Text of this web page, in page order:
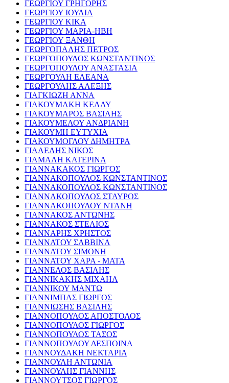
ΓΕΩΡΓΙΟΥ ΓΡΗΓΟΡΗΣ
ΓΕΩΡΓΙΟΥ ΙΟΥΛΙΑ
ΓΕΩΡΓΙΟΥ ΚΙΚΑ
ΓΕΩΡΓΙΟΥ ΜΑΡΙΑ-ΗΒΗ
ΓΕΩΡΓΙΟΥ ΞΑΝΘΗ
ΓΕΩΡΓΟΠΑΛΗΣ ΠΕΤΡΟΣ
ΓΕΩΡΓΟΠΟΥΛΟΣ ΚΩΝΣΤΑΝΤΙΝΟΣ
ΓΕΩΡΓΟΠΟΥΛΟΥ ΑΝΑΣΤΑΣΙΑ
ΓΕΩΡΓΟΥΛΗ ΕΛΕΑΝΑ
ΓΕΩΡΓΟΥΛΗΣ ΑΛΕΞΗΣ
ΓΙΑΓΚΙΩΖΗ ΑΝΝΑ
ΓΙΑΚΟΥΜΑΚΗ ΚΕΛΛΥ
ΓΙΑΚΟΥΜΑΡΟΣ ΒΑΣΙΛΗΣ
ΓΙΑΚΟΥΜΕΛΟΥ ΑΝΔΡΙΑΝΗ
ΓΙΑΚΟΥΜΗ ΕΥΤΥΧΙΑ
ΓΙΑΚΟΥΜΟΓΛΟΥ ΔΗΜΗΤΡΑ
ΓΙΑΛΕΛΗΣ ΝΙΚΟΣ
ΓΙΑΜΑΛΗ ΚΑΤΕΡΙΝΑ
ΓΙΑΝΝΑΚΑΚΟΣ ΓΙΩΡΓΟΣ
ΓΙΑΝΝΑΚΟΠΟΥΛΟΣ ΚΩΝΣΤΑΝΤΙΝΟΣ
ΓΙΑΝΝΑΚΟΠΟΥΛΟΣ ΚΩΝΣΤΑΝΤΙΝΟΣ
ΓΙΑΝΝΑΚΟΠΟΥΛΟΣ ΣΤΑΥΡΟΣ
ΓΙΑΝΝΑΚΟΠΟΥΛΟΥ ΝΤΑΝΗ
ΓΙΑΝΝΑΚΟΣ ΑΝΤΩΝΗΣ
ΓΙΑΝΝΑΚΟΣ ΣΤΕΛΙΟΣ
ΓΙΑΝΝΑΡΗΣ ΧΡΗΣΤΟΣ
ΓΙΑΝΝΑΤΟΥ ΣΑΒΒΙΝΑ
ΓΙΑΝΝΑΤΟΥ ΣΙΜΟΝΗ
ΓΙΑΝΝΑΤΟΥ ΧΑΡΑ - ΜΑΤΑ
ΓΙΑΝΝΕΛΟΣ ΒΑΣΙΛΗΣ
ΓΙΑΝΝΙΚΑΚΗΣ ΜΙΧΑΗΛ
ΓΙΑΝΝΙΚΟΥ ΜΑΝΤΩ
ΓΙΑΝΝΙΜΠΑΣ ΓΙΩΡΓΟΣ
ΓΙΑΝΝΙΩΣΗΣ ΒΑΣΙΛΗΣ
ΓΙΑΝΝΟΠΟΥΛΟΣ ΑΠΟΣΤΟΛΟΣ
ΓΙΑΝΝΟΠΟΥΛΟΣ ΓΙΩΡΓΟΣ
ΓΙΑΝΝΟΠΟΥΛΟΣ ΤΑΣΟΣ
ΓΙΑΝΝΟΠΟΥΛΟΥ ΔΕΣΠΟΙΝΑ
ΓΙΑΝΝΟΥΔΑΚΗ ΝΕΚΤΑΡΙΑ
ΓΙΑΝΝΟΥΛΗ ΑΝΤΩΝΙΑ
ΓΙΑΝΝΟΥΛΗΣ ΓΙΑΝΝΗΣ
ΓΙΑΝΝΟΥΤΣΟΣ ΓΙΩΡΓΟΣ